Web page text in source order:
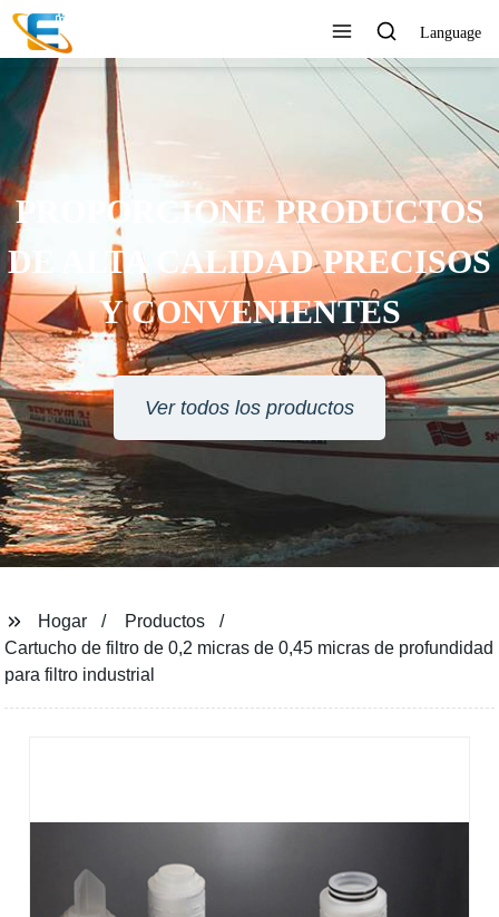
Language
PROPORCIONE PRODUCTOS
DE ALTA CALIDAD PRECISOS
Y CONVENIENTES
Ver todos los productos
Hogar
Productos
Cartucho de filtro de 0,2 micras de 0,45 micras de profundidad
para filtro industrial